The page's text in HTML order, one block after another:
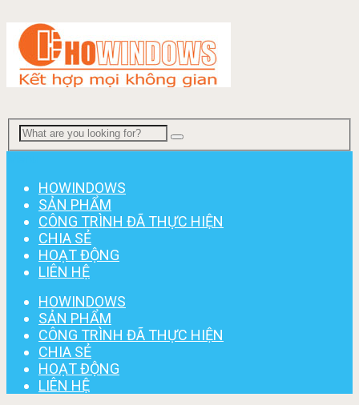
HOWINDOWS
SẢN PHẨM
CÔNG TRÌNH ĐÃ THỰC HIỆN
CHIA SẺ
HOẠT ĐỘNG
LIÊN HỆ
HOWINDOWS
SẢN PHẨM
CÔNG TRÌNH ĐÃ THỰC HIỆN
CHIA SẺ
HOẠT ĐỘNG
LIÊN HỆ